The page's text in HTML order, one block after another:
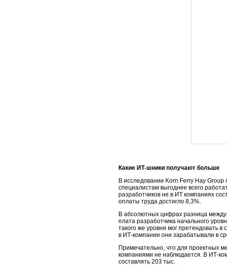
Какие ИТ-шники получают больше
В исследовании Korn Ferry Hay
специалистам выгоднее всего
разработчиков не в ИТ компаниях
оплаты труда достигло 8,3%.
В абсолютных цифрах разница
плата разработчика начального
такого же уровня мог претендовать
в ИТ-компании они зарабатывали в
Примечательно, что для проектных
компаниями не наблюдается. В ИТ-
составлять 203 тыс.